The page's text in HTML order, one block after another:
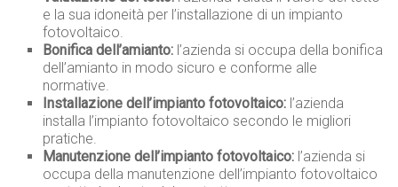
e la sua idoneità per l’installazione di un impianto
fotovoltaico.
Bonifica dell’amianto: l’azienda si occupa della bonifica
dell’amianto in modo sicuro e conforme alle
normative.
Installazione dell’impianto fotovoltaico: l’azienda
installa l’impianto fotovoltaico secondo le migliori
pratiche.
Manutenzione dell’impianto fotovoltaico: l’azienda si
occupa della manutenzione dell’impianto fotovoltaico